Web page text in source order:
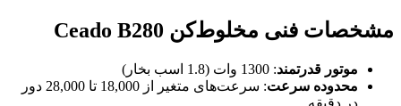
مشخصات فنی مخلوط‌کن
موتور قدرتمند: 1300 وات (1.8 اسب بخار)
محدوده سرعت
: سرعت‌های متغیر از 18,000 تا 28,000 دور
در دقیقه